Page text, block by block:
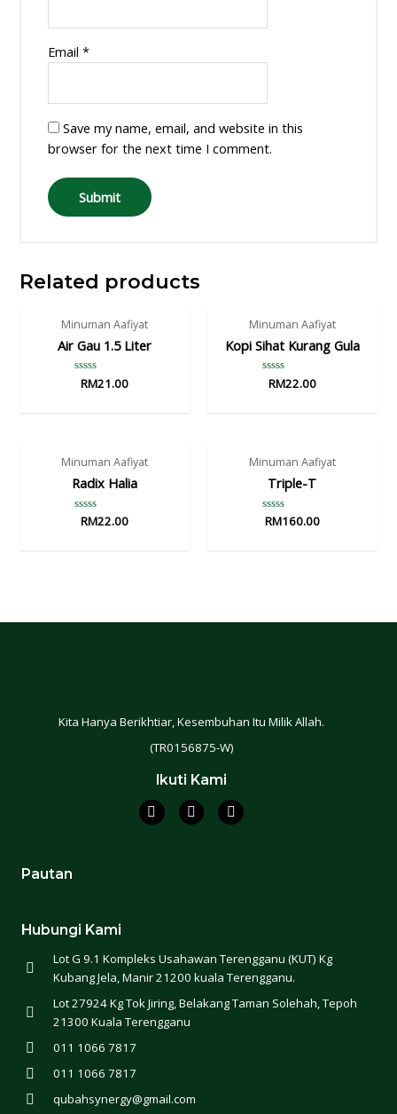
Email *
Save my name, email, and website in this
browser for the next time I comment.
Related products
Minuman Aafiyat
Air Gau 1.5 Liter
Rated
RM21.00
Minuman Aafiyat
Kopi Sihat Kurang Gula
Rated
RM22.00
Minuman Aafiyat
Radix Halia
Rated
RM22.00
Minuman Aafiyat
Triple-T
Rated
RM160.00
Kita Hanya Berikhtiar, Kesembuhan Itu Milik Allah.
(TR0156875-W)
Ikuti Kami
Pautan
Hubungi Kami
Lot G 9.1 Kompleks Usahawan Terengganu (KUT) Kg
Kubang Jela, Manir 21200 kuala Terengganu.
Lot 27924 Kg Tok Jiring, Belakang Taman Solehah, Tepoh
21300 Kuala Terengganu
011 1066 7817
011 1066 7817
qubahsynergy@gmail.com